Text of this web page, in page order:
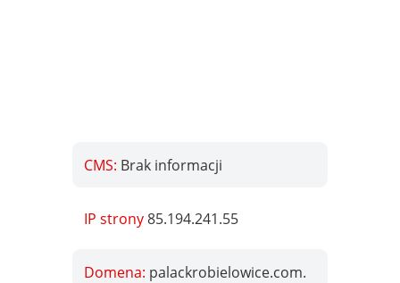
CMS: Brak informacji
IP strony85.194.241.55
Domena: palackrobielowice.com.